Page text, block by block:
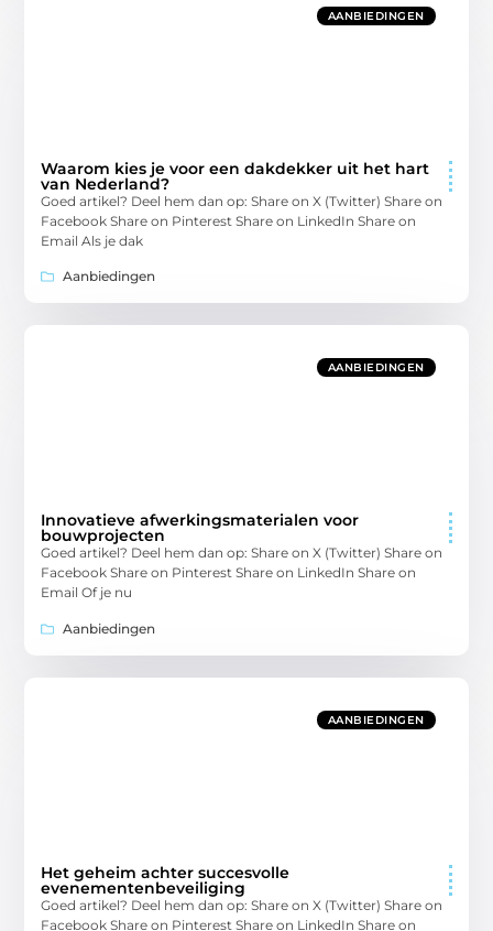
AANBIEDINGEN
Waarom kies je voor een dakdekker uit het hart
van Nederland?
Goed artikel? Deel hem dan op: Share on X (Twitter) Share on
Facebook Share on Pinterest Share on LinkedIn Share on
Email Als je dak
Aanbiedingen
AANBIEDINGEN
Innovatieve afwerkingsmaterialen voor
bouwprojecten
Goed artikel? Deel hem dan op: Share on X (Twitter) Share on
Facebook Share on Pinterest Share on LinkedIn Share on
Email Of je nu
Aanbiedingen
AANBIEDINGEN
Het geheim achter succesvolle
evenementenbeveiliging
Goed artikel? Deel hem dan op: Share on X (Twitter) Share on
Facebook Share on Pinterest Share on LinkedIn Share on